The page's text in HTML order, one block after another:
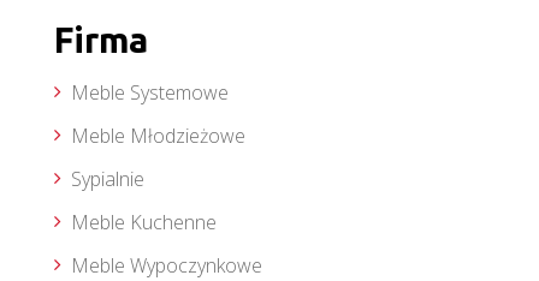
Firma
Meble Systemowe
Meble Młodzieżowe
Sypialnie
Meble Kuchenne
Meble Wypoczynkowe